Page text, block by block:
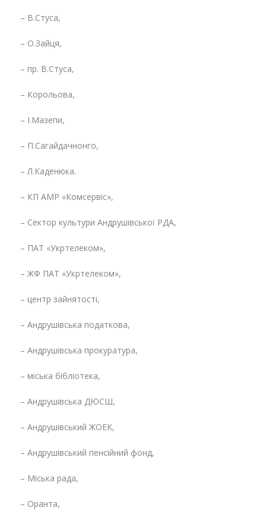
– В.Стуса,
– О.Зайця,
– пр. В.Стуса,
– Корольова,
– І.Мазепи,
– П.Сагайдачнонго,
– Л.Каденюка.
– КП АМР «Комсервіс»,
– Сектор культури Андрушівської РДА,
– ПАТ «Укртелеком»,
– ЖФ ПАТ «Укртелеком»,
– центр зайнятості,
– Андрушівська податкова,
– Андрушівська прокуратура,
– міська бібліотека,
– Андрушівська ДЮСШ,
– Андрушівський ЖОЕК,
– Андрушівський пенсійний фонд,
– Міська рада,
– Оранта,